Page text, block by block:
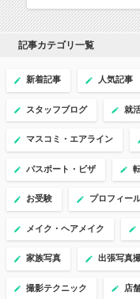
記事カテゴリ一覧
新着記事 人気記事
スタッフブログ 就
マスコミ・エアライン
パスポート・ビザ
お受験 プロフィー
メイク・ヘアメイク
家族写真 出張写真
撮影テクニック 店